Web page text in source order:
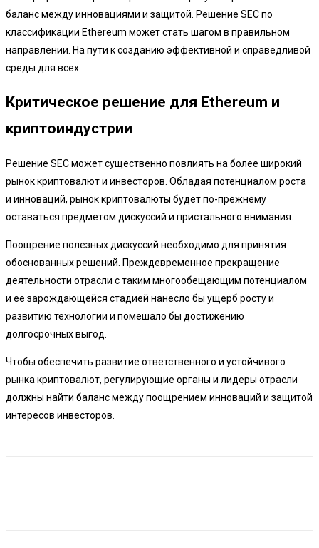
баланс между инновациями и защитой. Решение SEC по
классификации Ethereum может стать шагом в правильном
направлении. На пути к созданию эффективной и справедливой
среды для всех.
Критическое решение для Ethereum и
криптоиндустрии
Решение SEC может существенно повлиять на более широкий
рынок криптовалют и инвесторов. Обладая потенциалом роста
и инноваций, рынок криптовалюты будет по-прежнему
оставаться предметом дискуссий и пристального внимания.
Поощрение полезных дискуссий необходимо для принятия
обоснованных решений. Преждевременное прекращение
деятельности отрасли с таким многообещающим потенциалом
и ее зарождающейся стадией нанесло бы ущерб росту и
развитию технологии и помешало бы достижению
долгосрочных выгод.
Чтобы обеспечить развитие ответственного и устойчивого
рынка криптовалют, регулирующие органы и лидеры отрасли
должны найти баланс между поощрением инноваций и защитой
интересов инвесторов.